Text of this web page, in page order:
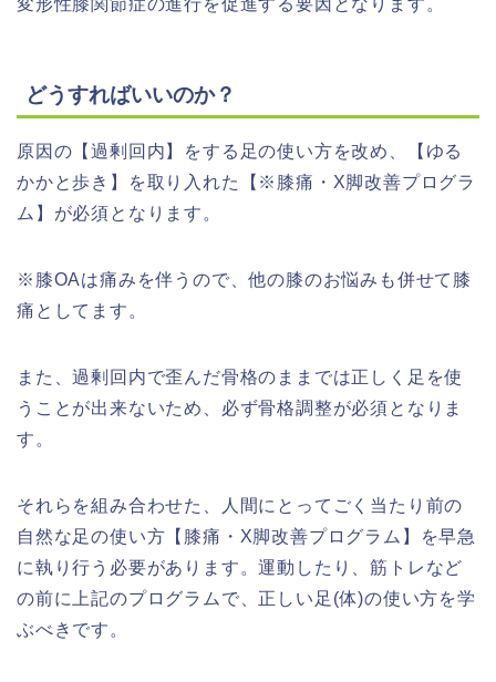
どうすればいいのか？
原因の【過剰回内】をする足の使い方を改め、【ゆる
かかと歩き】を取り入れた【※膝痛・X脚改善プログラ
ム】が必須となります。
※膝OAは痛みを伴うので、他の膝のお悩みも併せて膝
痛としてます。
また、過剰回内で歪んだ骨格のままでは正しく足を使
うことが出来ないため、必ず骨格調整が必須となりま
す。
それらを組み合わせた、人間にとってごく当たり前の
自然な足の使い方【膝痛・X脚改善プログラム】を早急
に執り行う必要があります。運動したり、筋トレなど
の前に上記のプログラムで、正しい足(体)の使い方を学
ぶべきです。